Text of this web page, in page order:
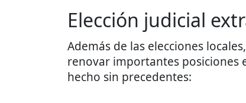
Elección judicial
Además de las elecciones
renovar importantes posiciones
hecho sin precedentes: